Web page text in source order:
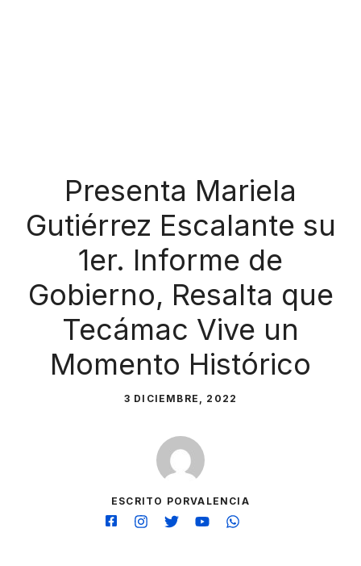
Presenta Mariela
Gutiérrez Escalante su
1er. Informe de
Gobierno, Resalta que
Tecámac Vive un
Momento Histórico
3 DICIEMBRE, 2022
ESCRITO PORVALENCIA